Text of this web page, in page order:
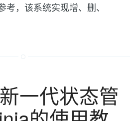
，该系统实现增、删、
一代状态管